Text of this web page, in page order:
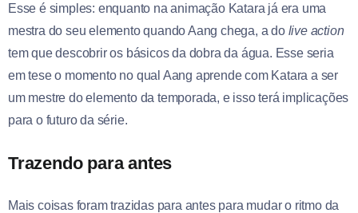
Esse é simples: enquanto na animação Katara já era uma
mestra do seu elemento quando Aang chega, a do live action
tem que descobrir os básicos da dobra da água. Esse seria
em tese o momento no qual Aang aprende com Katara a ser
um mestre do elemento da temporada, e isso terá implicações
para o futuro da série.
Trazendo para antes
Mais coisas foram trazidas para antes para mudar o ritmo da